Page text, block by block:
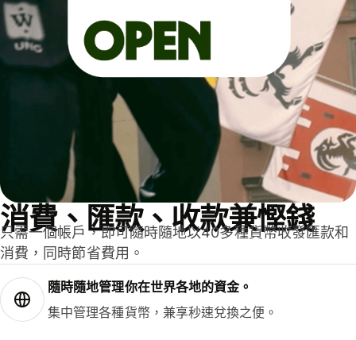
消費、匯款、收款兼慳錢
只需一個帳戶，即可隨時隨地以40多種貨幣收發匯款和
消費，同時節省費用。
隨時隨地管理你在世界各地的資金。
集中管理各種貨幣，兼享秒速兌換之便。